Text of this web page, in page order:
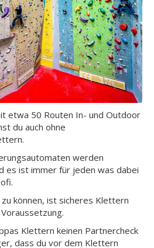
etwa 50 Routen In- und Outdoor
du auch ohne
werden
es ist immer für jeden was dabei
können, ist sicheres Klettern
Voraussetzung.
Klettern keinen Partnercheck
dass du vor dem Klettern